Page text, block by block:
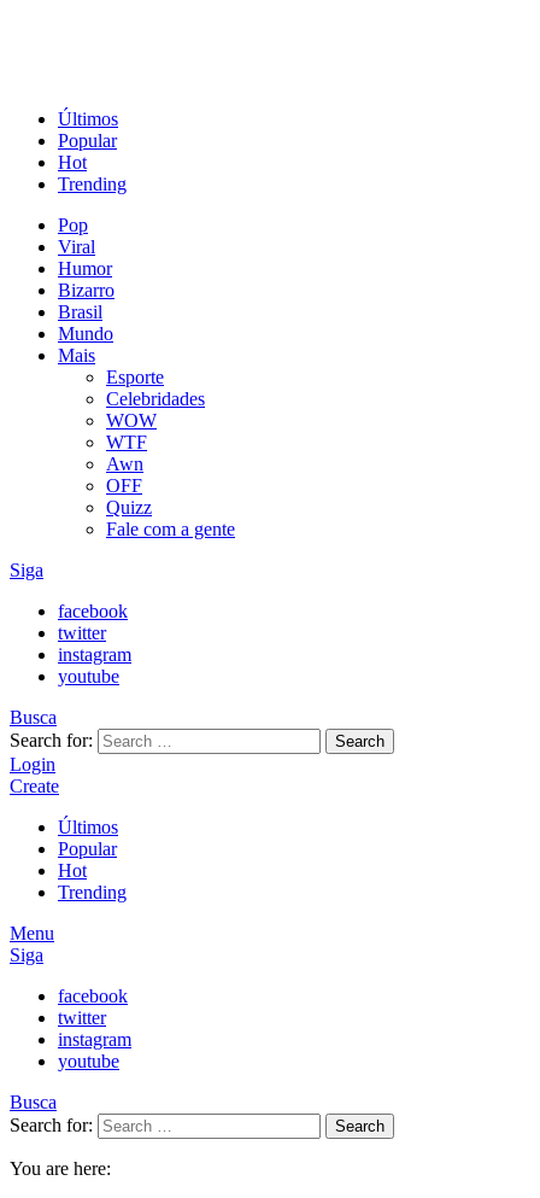
Últimos
Popular
Hot
Trending
Pop
Viral
Humor
Bizarro
Brasil
Mundo
Mais
Esporte
Celebridades
WOW
WTF
Awn
OFF
Quizz
Fale com a gente
Siga
facebook
twitter
instagram
youtube
Busca
Search for:
Search
Login
Create
Últimos
Popular
Hot
Trending
Menu
Siga
facebook
twitter
instagram
youtube
Busca
Search for:
Search
You are here: